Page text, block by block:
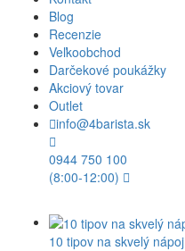
Blog
Recenzie
Veľkoobchod
Darčekové poukážky
Akciový tovar
Outlet
info@4barista.sk
0944 750 100
(8:00-12:00)
10 tipov na skvelý nápoj